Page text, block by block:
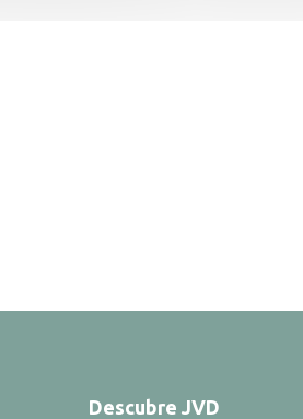
Descubre JVD